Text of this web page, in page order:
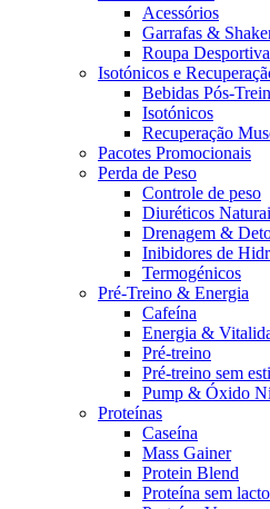
Acessórios
Garrafas &
Roupa
Isotónicos e
Bebidas Pós-
Isotónicos
Recuperação
Pacotes Promocionais
Perda de Peso
Controle de peso
Diuréticos
Drenagem &
Inibidores de
Termogénicos
Pré-Treino & Energia
Cafeína
Energia &
Pré-treino
Pré‑treino sem
Pump & Óxido
Proteínas
Caseína
Mass Gainer
Protein Blend
Proteína sem